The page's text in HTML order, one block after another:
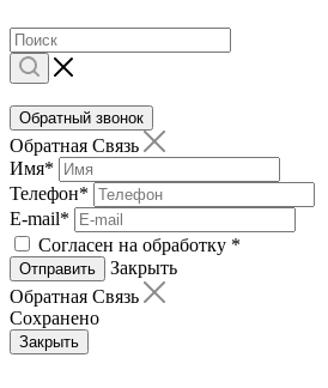
Обратный звонок
Обратная Связь
Имя*
Телефон*
E-mail*
Согласен на обработку *
Отправить
Закрыть
Обратная Связь
Сохранено
Закрыть